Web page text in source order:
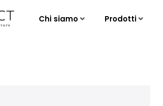
Chi siamo Prodotti